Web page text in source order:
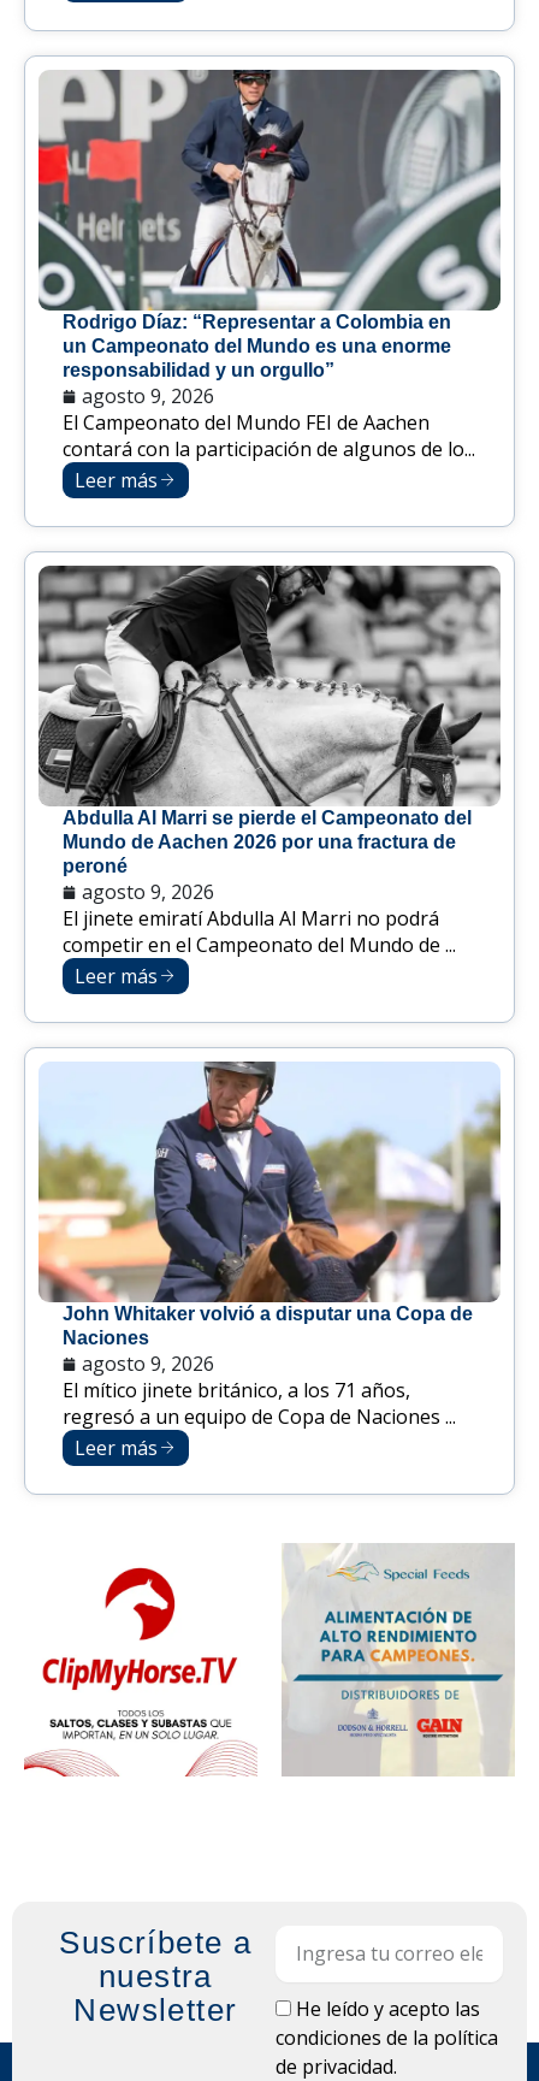
Rodrigo Díaz: “Representar a Colombia en
un Campeonato del Mundo es una enorme
responsabilidad y un orgullo”
agosto 9, 2026
El Campeonato del Mundo FEI de Aachen
contará con la participación de algunos de lo...
Leer más
Abdulla Al Marri se pierde el Campeonato del
Mundo de Aachen 2026 por una fractura de
peroné
agosto 9, 2026
El jinete emiratí Abdulla Al Marri no podrá
competir en el Campeonato del Mundo de ...
Leer más
John Whitaker volvió a disputar una Copa de
Naciones
agosto 9, 2026
El mítico jinete británico, a los 71 años,
regresó a un equipo de Copa de Naciones ...
Leer más
Suscríbete a
nuestra
Newsletter
LOPDHe leído y acepto las
condiciones de la política
de privacidad.